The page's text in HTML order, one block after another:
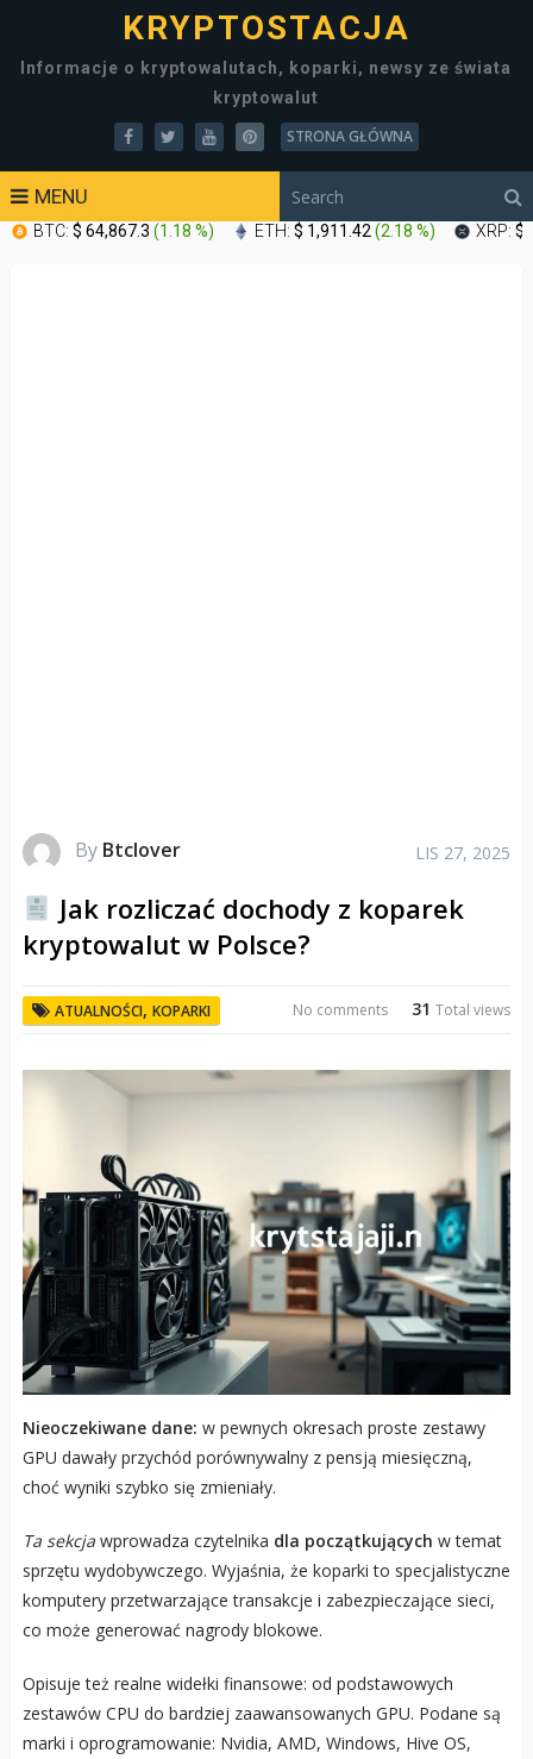
KRYPTOSTACJA
Informacje o kryptowalutach, koparki, newsy ze świata
kryptowalut
STRONA GŁÓWNA
MENU
BTC: $ 64,867.3 (1.18 %) ETH: $ 1,911.42(2.18 %) XRP: $
By Btclover LIS 27, 2025
Jak rozliczać dochody z koparek
kryptowalut w Polsce?
ATUALNOŚCI, KOPARKI 31Total views
No comments
Nieoczekiwane dane: w pewnych okresach proste zestawy
GPU dawały przychód porównywalny z pensją miesięczną,
choć wyniki szybko się zmieniały.
Ta sekcjawprowadza czytelnika dla początkujących w temat
sprzętu wydobywczego. Wyjaśnia, że koparki to specjalistyczne
komputery przetwarzające transakcje i zabezpieczające sieci,
co może generować nagrody blokowe.
Opisuje też realne widełki finansowe: od podstawowych
zestawów CPU do bardziej zaawansowanych GPU. Podane są
marki i oprogramowanie: Nvidia, AMD, Windows, Hive OS,